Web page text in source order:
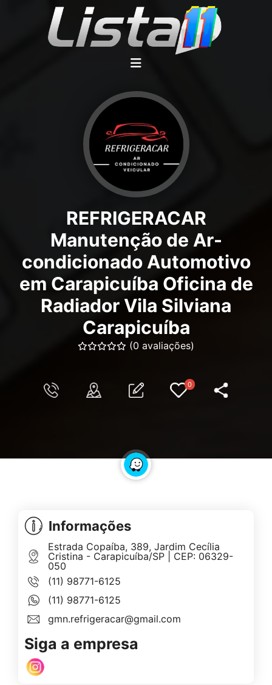
REFRIGERACAR
Manutenção de Ar-
condicionado Automotivo
em Carapicuíba Oficina de
Radiador Vila Silviana
Carapicuíba
(0 avaliações)
0
Informações
Estrada Copaíba, 389, Jardim Cecília
Cristina - Carapicuíba/SP | CEP: 06329-
050
(11) 98771-6125
(11) 98771-6125
gmn.refrigeracar@gmail.com
Siga a empresa